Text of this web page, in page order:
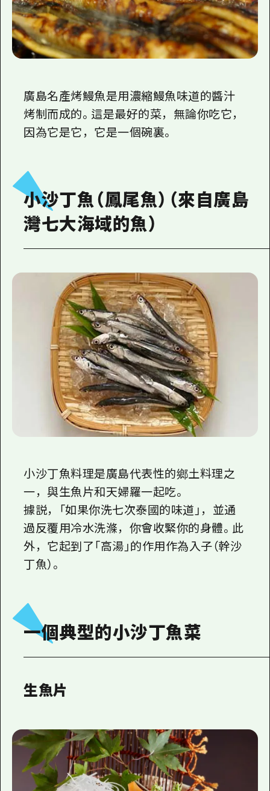
廣島名產烤鰻魚是用濃縮鰻魚味道的醬汁
烤制而成的。這是最好的菜，無論你吃它，
因為它是它，它是一個碗裏。
小沙丁魚（鳳尾魚）（來自廣島
灣七大海域的魚）
小沙丁魚料理是廣島代表性的鄉土料理之
一，與生魚片和天婦羅一起吃。
據説，「如果你洗七次泰國的味道」，並通
過反覆用冷水洗滌，你會收緊你的身體。此
外，它起到了「高湯」的作用作為入子（幹沙
丁魚）。
一個典型的小沙丁魚菜
生魚片